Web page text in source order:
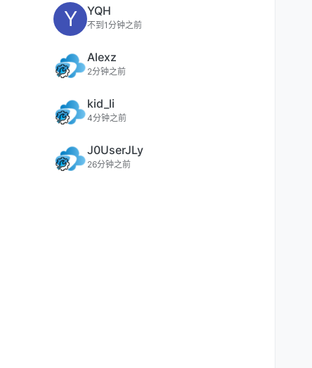
Y YQH
不到1分钟之前
Alexz
2分钟之前
kid_li
4分钟之前
J0UserJLy
26分钟之前